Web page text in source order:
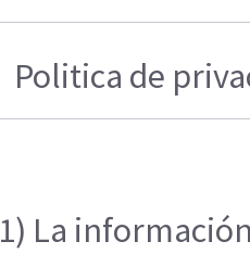
Politica de
1) La